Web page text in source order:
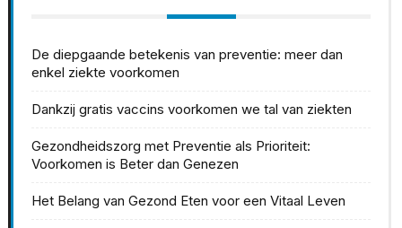
De diepgaande betekenis van preventie: meer dan
enkel ziekte voorkomen
Dankzij gratis vaccins voorkomen we tal van ziekten
Gezondheidszorg met Preventie als Prioriteit:
Voorkomen is Beter dan Genezen
Het Belang van Gezond Eten voor een Vitaal Leven